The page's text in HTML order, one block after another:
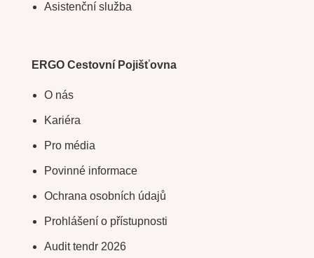
Asistenční služba
ERGO Cestovní Pojišťovna
O nás
Kariéra
Pro média
Povinné informace
Ochrana osobních údajů
Prohlášení o přístupnosti
Audit tendr 2026